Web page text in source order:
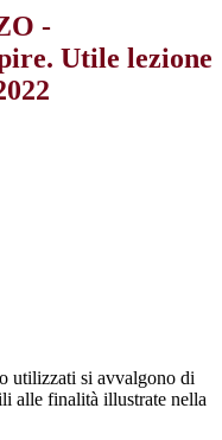
-
Utile lezione
utilizzati si avvalgono di
alle finalità illustrate nella